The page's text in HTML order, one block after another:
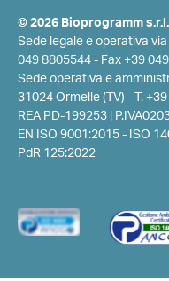
© 2026 Bioprogramm s.r.l.
Sede legale e operativa
049 8805544 - Fax +39
Sede operativa e
31024 Ormelle (TV) -
T.
REA PD-199253 |
EN ISO 9001:2015 - ISO
PdR 125:2022